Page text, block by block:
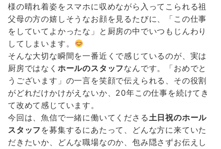
様の晴れ着姿をスマホに収めながら入ってこられる祖
父母の方の嬉しそうなお顔を見るたびに、「この仕事
をしていてよかったな」と厨房の中でいつもじんわり
してしまいます。
そんな大切な瞬間を一番近くで感じているのが、実は
厨房ではなく ホールのスタッフなんです。「おめでと
うございます」の一言を笑顔で伝えられる、その役割
がどれだけかけがえないか、20年この仕事を続けてき
て改めて感じています。
今回は、魚信で一緒に働いてくださる土日祝のホール
スタッフ を募集するにあたって、どんな方に来ていた
だきたいか、どんな職場なのか、包み隠さずお伝えし